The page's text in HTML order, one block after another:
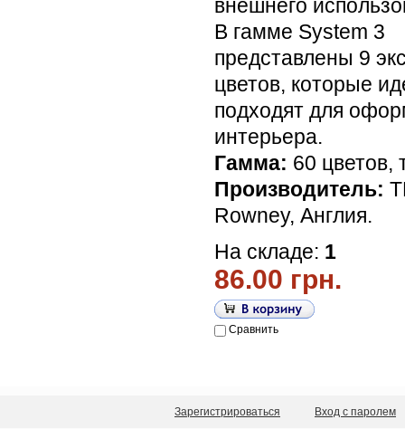
внешнего
В гамме System 3
представлены 9
цветов, которые
подходят для
интерьера.
Гамма: 60 цветов,
Производитель:
Rowney, Англия.
На складе: 1
86.00 грн.
Сравнить
Зарегистрироваться Вход с паролем